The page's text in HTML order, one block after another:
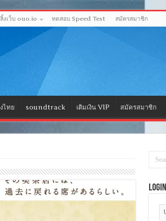
งเว็บ ouo.io ทดสอบ Speed Test สมัครสมาชิก
ไทย soundtrack เติมเงิน VIP สมัครสมาชิก
Login